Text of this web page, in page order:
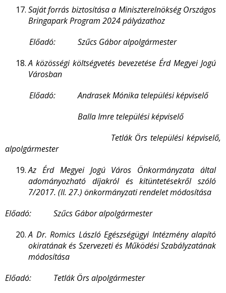
Saját forrás biztosítása a Miniszterelnökség Országos
Bringapark Program 2024 pályázathoz
Előadó: Szűcs Gábor alpolgármester
A közösségi költségvetés bevezetése Érd Megyei Jogú
Városban
Előadó: Andrasek Mónika települési képviselő
Balla Imre települési képviselő
Tetlák Örs települési képviselő,
alpolgármester
Az Érd Megyei Jogú Város Önkormányzata által
adományozható díjakról és kitüntetésekről szóló
7/2017. (II. 27.) önkormányzati rendelet módosítása
Előadó: Szűcs Gábor alpolgármester
A Dr. Romics László Egészségügyi Intézmény alapító
okiratának és Szervezeti és Működési Szabályzatának
módosítása
Előadó: Tetlák Örs alpolgármester